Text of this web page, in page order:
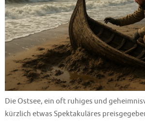
Die Ostsee, ein oft ruhiges und
kürzlich etwas Spektakuläres